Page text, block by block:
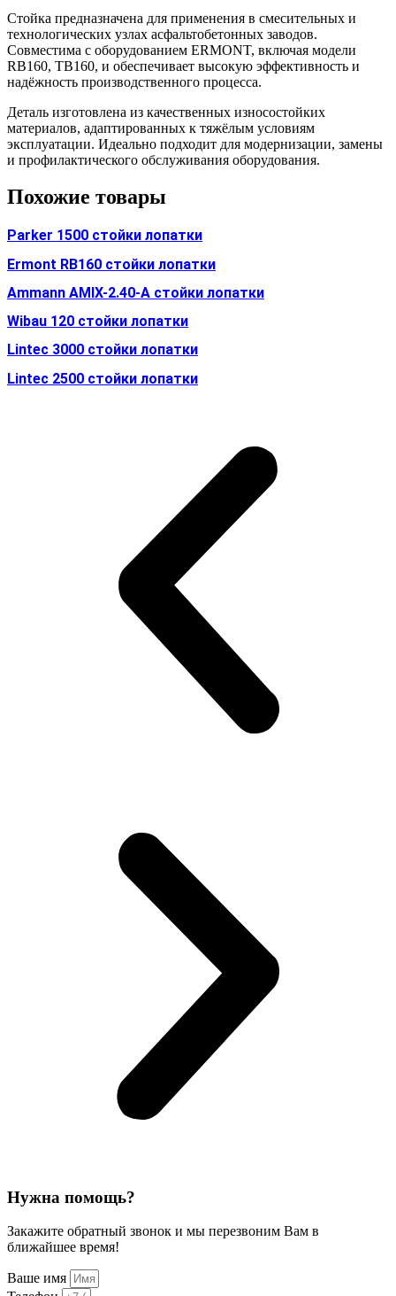
Стойка предназначена для применения в смесительных и
технологических узлах асфальтобетонных заводов.
Совместима с оборудованием ERMONT, включая модели
RB160, TB160, и обеспечивает высокую эффективность и
надёжность производственного процесса.
Деталь изготовлена из качественных износостойких
материалов, адаптированных к тяжёлым условиям
эксплуатации. Идеально подходит для модернизации, замены
и профилактического обслуживания оборудования.
Похожие товары
Parker 1500 стойки лопатки
Ermont RB160 стойки лопатки
Ammann AMIX-2.40-A стойки лопатки
Wibau 120 стойки лопатки
Lintec 3000 стойки лопатки
Lintec 2500 стойки лопатки
Нужна помощь?
Закажите обратный звонок и мы перезвоним Вам в
ближайшее время!
Ваше имя